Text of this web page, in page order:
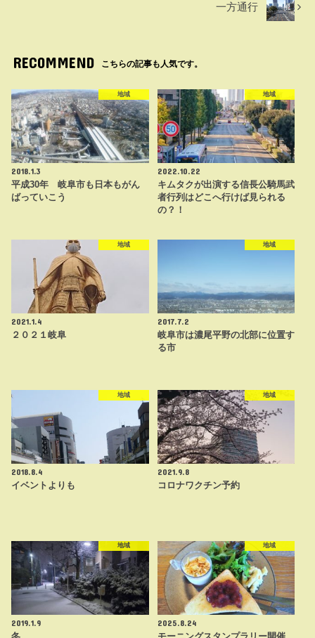
一方通行
RECOMMEND こちらの記事も人気です。
地域
2018.1.3
平成30年 岐阜市も日本もがん
ばっていこう
地域
2022.10.22
キムタクが出演する信長公騎馬武
者行列はどこへ行けば見られる
の？！
地域
2021.1.4
２０２１岐阜
地域
2017.7.2
岐阜市は濃尾平野の北部に位置す
る市
地域
2018.8.4
イベントよりも
地域
2021.9.8
コロナワクチン予約
地域
2019.1.9
地域
2025.8.24